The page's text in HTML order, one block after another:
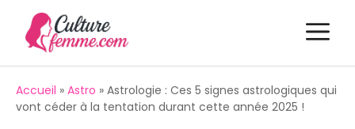
contenu
Accueil » Astro » Astrologie : Ces 5 signes astrologiques qui
vont céder à la tentation durant cette année 2025 !